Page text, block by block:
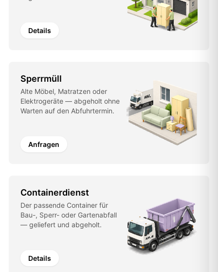
Details
Sperrmüll
Alte Möbel, Matratzen oder
Elektrogeräte — abgeholt ohne
Warten auf den Abfuhrtermin.
Anfragen
Containerdienst
Der passende Container für
Bau-, Sperr- oder Gartenabfall
— geliefert und abgeholt.
Details